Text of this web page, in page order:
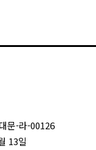
문-라-00126
13일